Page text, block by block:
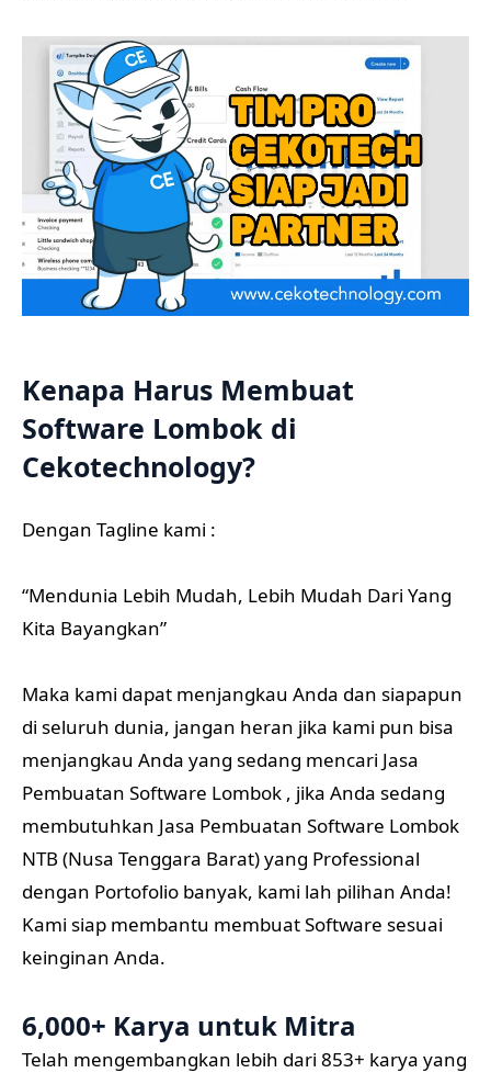
Kenapa Harus Membuat
Software Lombok di
Cekotechnology?
Dengan Tagline kami :
“Mendunia Lebih Mudah, Lebih Mudah Dari Yang
Kita Bayangkan”
Maka kami dapat menjangkau Anda dan siapapun
di seluruh dunia, jangan heran jika kami pun bisa
menjangkau Anda yang sedang mencari Jasa
Pembuatan Software Lombok , jika Anda sedang
membutuhkan Jasa Pembuatan Software Lombok
NTB (Nusa Tenggara Barat) yang Professional
dengan Portofolio banyak, kami lah pilihan Anda!
Kami siap membantu membuat Software sesuai
keinginan Anda.
6,000+ Karya untuk Mitra
Telah mengembangkan lebih dari 853+ karya yang